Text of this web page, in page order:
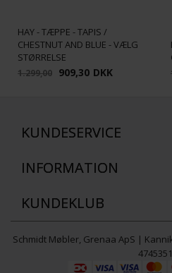
HAY - TÆPPE - TAPIS /
CHESTNUT AND BLUE - VÆLG
STØRRELSE
1.299,00 909,30 DKK
KUNDESERVICE
INFORMATION
KUNDEKLUB
Schmidt Møbler, Grenaa ApS |